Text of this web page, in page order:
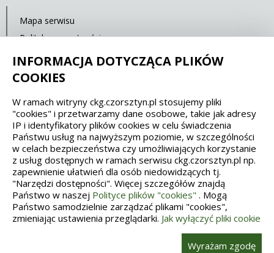
Mapa serwisu
Polityka prywatności
Deklaracja dostępności
Spełniamy standardy dostępności oraz W3C
WCAG 2.1 SECTION 508 EAA/EN 301549
IS 5568
INFORMACJA DOTYCZĄCA PLIKÓW
COOKIES
W ramach witryny ckg.czorsztyn.pl stosujemy pliki
"cookies" i przetwarzamy dane osobowe, takie jak adresy
IP i identyfikatory plików cookies w celu świadczenia
Państwu usług na najwyższym poziomie, w szczególności
w celach bezpieczeństwa czy umożliwiających korzystanie
z usług dostępnych w ramach serwisu ckg.czorsztyn.pl np.
zapewnienie ułatwień dla osób niedowidzących tj.
"Narzędzi dostępności". Więcej szczegółów znajdą
Państwo w naszej Polityce plików "cookies" . Mogą
Państwo samodzielnie zarządzać plikami "cookies",
zmieniając ustawienia przeglądarki. Jak wyłączyć pliki cookie
Wyrażam zgodę